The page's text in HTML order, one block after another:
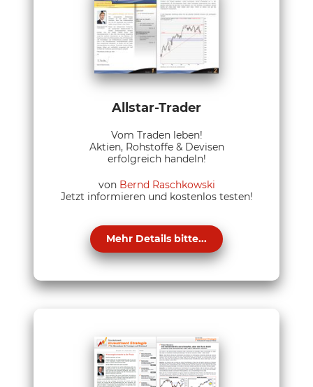
Allstar-Trader
Vom Traden leben!
Aktien, Rohstoffe & Devisen
erfolgreich handeln!
von Bernd Raschkowski
Jetzt informieren und kostenlos testen!
Mehr Details bitte...